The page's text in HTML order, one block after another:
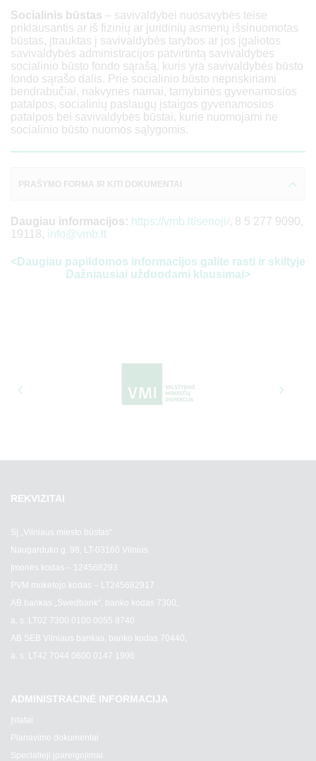
142 560
54 912
158 400
9
55 598
160 380
198 000
Socialinis būstas – savivaldybei nuosavybės teise
priklausantis ar iš fizinių ar juridinių asmenų išsinuomotas
būstas, įtrauktas į savivaldybės tarybos ar jos įgaliotos
savivaldybės administracijos patvirtintą savivaldybės
socialinio būsto fondo sąrašą, kuris yra savivaldybės būsto
fondo sąrašo dalis. Prie socialinio būsto nepriskiriami
bendrabučiai, nakvynės namai, tarnybinės gyvenamosios
patalpos, socialinių paslaugų įstaigos gyvenamosios
patalpos bei savivaldybės būstai, kurie nuomojami ne
socialinio būsto nuomos sąlygomis.
PRAŠYMO FORMA IR KITI DOKUMENTAI
Daugiau informacijos: https://vmb.lt/senoji/, 8 5 277 9090,
19118, info@vmb.lt
<Daugiau papildomos informacijos galite rasti ir skiltyje
Dažniausiai užduodami klausimai>
REKVIZITAI
SĮ „Vilniaus miesto būstas“
Naugarduko g. 98, LT-03160 Vilnius
Įmonės kodas – 124568293
PVM mokėtojo kodas – LT245682917
AB bankas „Swedbank“, banko kodas 7300,
a. s. LT02 7300 0100 0055 8740
AB SEB Vilniaus bankas, banko kodas 70440,
a. s. LT42 7044 0600 0147 1996
ADMINISTRACINĖ INFORMACIJA
Įstatai
Planavimo dokumentai
Specialieji įpareigojimai